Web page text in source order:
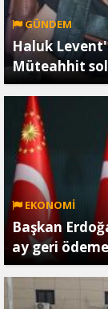
GÜNDEM
Haluk
Müteahhit
EKONOMİ
Başkan
ay geri